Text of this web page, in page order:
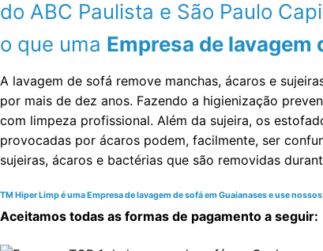
do ABC Paulista e São Paulo
o que uma Empresa de lavagem
A lavagem de sofá remove manchas, ácaros e
por mais de dez anos. Fazendo a higienização
com limpeza profissional. Além da sujeira, os
provocadas por ácaros podem, facilmente, ser
sujeiras, ácaros e bactérias que são removidas
TM Hiper Limp é uma Empresa de lavagem de sofá em Guaianases e use
Aceitamos todas as formas de pagamento a seguir: